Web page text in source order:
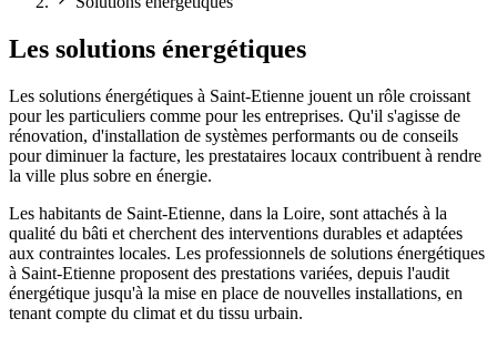
Les solutions énergétiques
Les solutions énergétiques à Saint-Etienne jouent un rôle croissant
pour les particuliers comme pour les entreprises. Qu'il s'agisse de
rénovation, d'installation de systèmes performants ou de conseils
pour diminuer la facture, les prestataires locaux contribuent à rendre
la ville plus sobre en énergie.
Les habitants de Saint-Etienne, dans la Loire, sont attachés à la
qualité du bâti et cherchent des interventions durables et adaptées
aux contraintes locales. Les professionnels de solutions énergétiques
à Saint-Etienne proposent des prestations variées, depuis l'audit
énergétique jusqu'à la mise en place de nouvelles installations, en
tenant compte du climat et du tissu urbain.